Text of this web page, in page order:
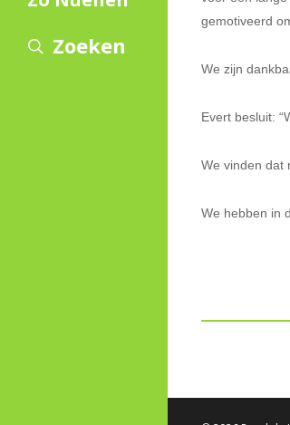
Zoeken
gemotiveerd
We zijn
Evert besluit:
We vinden dat
We hebben in